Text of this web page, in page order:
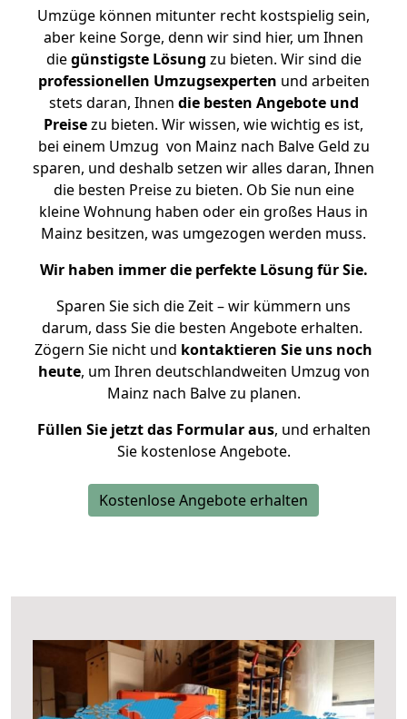
Umzüge können mitunter recht kostspielig sein,
aber keine Sorge, denn wir sind hier, um Ihnen
diegünstigste Lösung zu bieten. Wir sind die
professionellen Umzugsexperten und arbeiten
stets daran, Ihnen die besten Angebote und
Preisezu bieten. Wir wissen, wie wichtig es ist,
bei einem Umzug von Mainz nach Balve Geld zu
sparen, und deshalb setzen wir alles daran, Ihnen
die besten Preise zu bieten. Ob Sie nun eine
kleine Wohnung haben oder ein großes Haus in
Mainz besitzen, was umgezogen werden muss.
Wir haben immer die perfekte Lösung für Sie.
Sparen Sie sich die Zeit – wir kümmern uns
darum, dass Sie die besten Angebote erhalten.
Zögern Sie nicht und kontaktieren Sie uns noch
heute, um Ihren deutschlandweiten Umzug von
Mainz nach Balve zu planen.
Füllen Sie jetzt das Formular aus, und erhalten
Sie kostenlose Angebote.
Kostenlose Angebote erhalten